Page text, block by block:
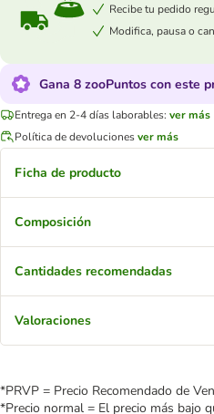
Recibe tu pedido
Modifica, pausa o
Gana 8 zooPuntos con este
Entrega en 2-4 días laborables: ver más
Política de devolucionesver más
Ficha de producto
Composición
Cantidades recomendadas
Valoraciones
*PRVP = Precio Recomendado de
*Precio normal = El precio más bajo